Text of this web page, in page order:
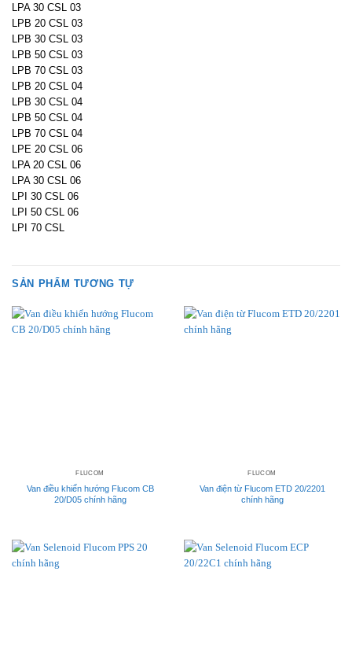
LPA 30 CSL 03
LPB 20 CSL 03
LPB 30 CSL 03
LPB 50 CSL 03
LPB 70 CSL 03
LPB 20 CSL 04
LPB 30 CSL 04
LPB 50 CSL 04
LPB 70 CSL 04
LPE 20 CSL 06
LPA 20 CSL 06
LPA 30 CSL 06
LPI 30 CSL 06
LPI 50 CSL 06
LPI 70 CSL
SẢN PHẨM TƯƠNG TỰ
FLUCOM
Van điều khiển hướng Flucom CB
20/D05 chính hãng
FLUCOM
Van điện từ Flucom ETD 20/2201
chính hãng